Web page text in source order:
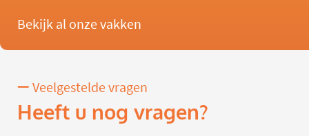
Bekijk al onze vakken
Veelgestelde vragen
Heeft u nog vragen?